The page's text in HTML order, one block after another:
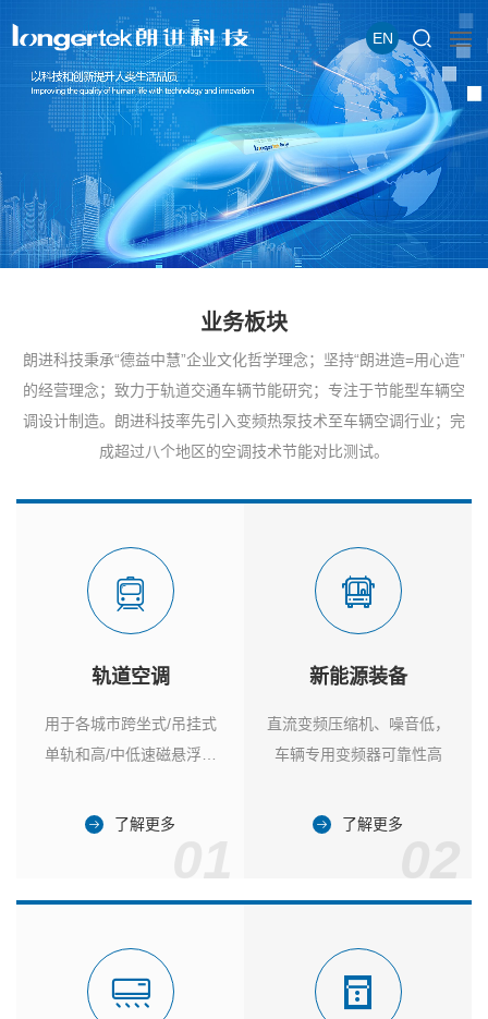
EN
业务板块
朗进科技秉承“德益中慧”企业文化哲学理念；坚持“朗进造=用心造”
的经营理念；致力于轨道交通车辆节能研究；专注于节能型车辆空
调设计制造。朗进科技率先引入变频热泵技术至车辆空调行业；完
成超过八个地区的空调技术节能对比测试。
轨道空调
用于各城市跨坐式/吊挂式
单轨和高/中低速磁悬浮列
了解更多
新能源装备
直流变频压缩机、噪音低，
车辆专用变频器可靠性高
了解更多